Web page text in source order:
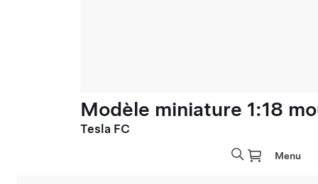
Modèle miniature 1:18
Tesla FC
Menu